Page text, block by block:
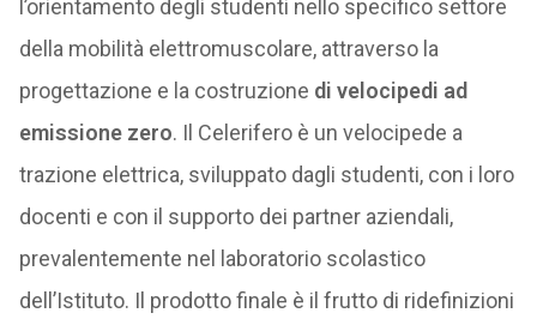
l’orientamento degli studenti nello specifico settore
della mobilità elettromuscolare, attraverso la
progettazione e la costruzione di velocipedi ad
emissione zero. Il Celerifero è un velocipede a
trazione elettrica, sviluppato dagli studenti, con i loro
docenti e con il supporto dei partner aziendali,
prevalentemente nel laboratorio scolastico
dell’Istituto. Il prodotto finale è il frutto di ridefinizioni